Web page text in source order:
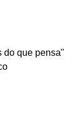
do que pensa"